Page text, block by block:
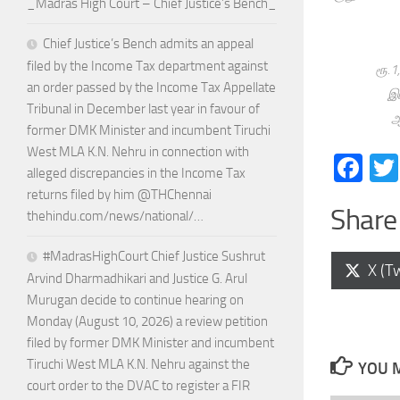
on
X
YOU
_Madras High Court – Chief Justice’s Bench_
Chief Justice’s Bench admits an appeal
filed by the Income Tax department against
an order passed by the Income Tax Appellate
Tribunal in December last year in favour of
former DMK Minister and incumbent Tiruchi
West MLA K.N. Nehru in connection with
alleged discrepancies in the Income Tax
returns filed by him @THChennai
thehindu.com/news/national/…
#MadrasHighCourt Chief Justice Sushrut
Arvind Dharmadhikari and Justice G. Arul
Murugan decide to continue hearing on
Monday (August 10, 2026) a review petition
filed by former DMK Minister and incumbent
Tiruchi West MLA K.N. Nehru against the
court order to the DVAC to register a FIR